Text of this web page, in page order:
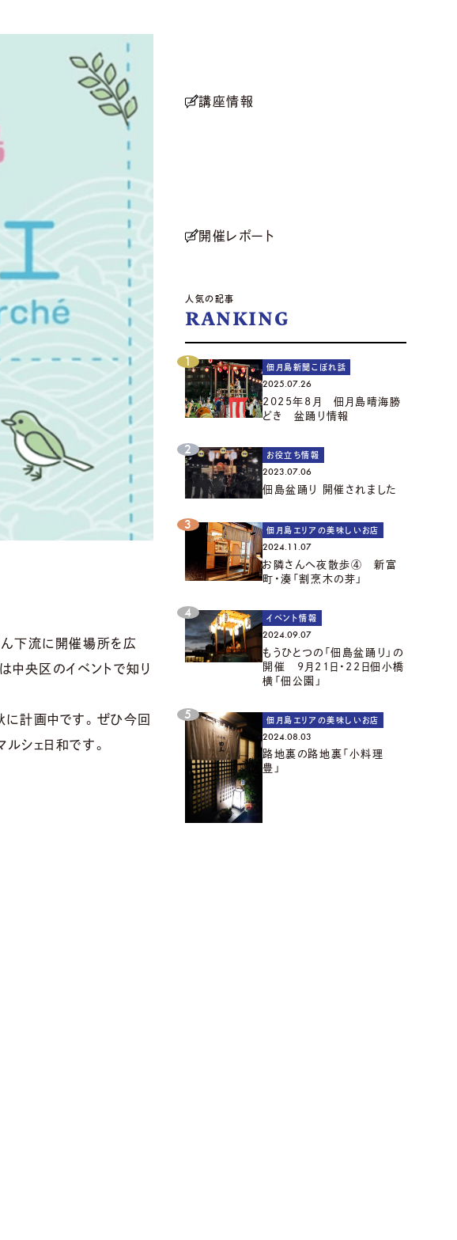
ん下流に開催場所を広
中央区のイベントで知り
に計画中です。ぜひ今回
シェ日和です。
講座情報
開催レポート
人気の記事
RANKING
佃月島新聞こぼれ話
2025.07.26
2025年8月 佃月島晴海勝
どき 盆踊り情報
お役立ち情報
2023.07.06
佃島盆踊り 開催されました
佃月島エリアの美味しいお店
2024.11.07
お隣さんへ夜散歩④ 新富
町・湊「割烹木の芽」
イベント情報
2024.09.07
もうひとつの「佃島盆踊り」の
開催 9月21日・22日佃小橋
横「佃公園」
佃月島エリアの美味しいお店
2024.08.03
路地裏の路地裏「小料理
豊」